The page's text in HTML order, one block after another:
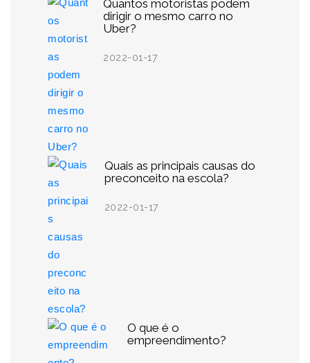
Quantos motoristas podem
dirigir o mesmo carro no
Uber?
2022-01-17
Quais as principais causas do
preconceito na escola?
2022-01-17
O que é o
empreendimento?